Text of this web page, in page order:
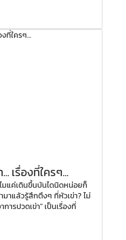
เรื่องที่ใครๆ...
มแค่เดินขึ้นบันไดนิดหน่อยก็
มาแล้วรู้สึกตึงๆ ที่หัวเข่า? ไม่
การปวดเข่า" เป็นเรื่องที่